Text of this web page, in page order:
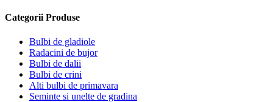
Categorii Produse
Bulbi de gladiole
Radacini de bujor
Bulbi de dalii
Bulbi de crini
Alti bulbi de primavara
Seminte si unelte de gradina